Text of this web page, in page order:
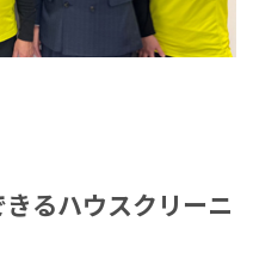
るハウスクリーニ